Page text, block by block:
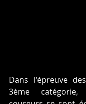
Dans l'épreuve
3ème